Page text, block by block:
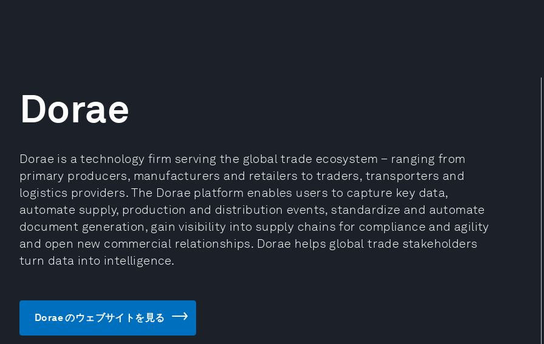
Dorae
Dorae is a technology firm serving the global trade ecosystem – ranging from
primary producers, manufacturers and retailers to traders, transporters and
logistics providers. The Dorae platform enables users to capture key data,
automate supply, production and distribution events, standardize and automate
document generation, gain visibility into supply chains for compliance and agility
and open new commercial relationships. Dorae helps global trade stakeholders
turn data into intelligence.
Dorae のウェブサイトを見る